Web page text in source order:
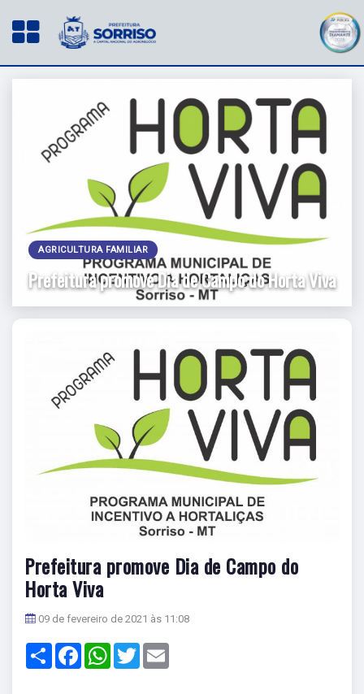
AGRICULTURA FAMILIAR
Prefeitura promove Dia de Campo do Horta Viva
Prefeitura promove Dia de Campo do
Horta Viva
09 de fevereiro de 2021 às 11:08
Share FacebookWhatsApp
Twitter